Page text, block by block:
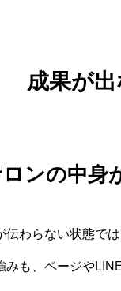
成果が
ンの中身
伝わらない状態で
みも、ページや